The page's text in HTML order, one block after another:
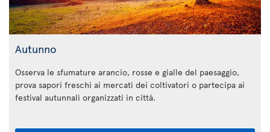
Autunno
Osserva le sfumature arancio, rosse e gialle del paesaggio,
prova sapori freschi ai mercati dei coltivatori o partecipa ai
festival autunnali organizzati in città.